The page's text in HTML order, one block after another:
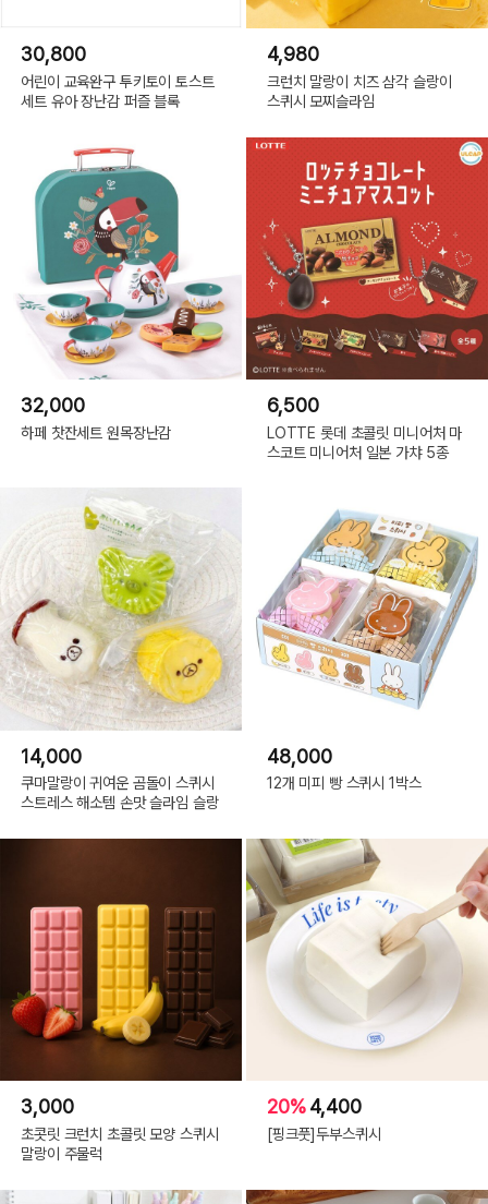
30,800
어린이 교육완구 투키토이 토스트
세트 유아 장난감 퍼즐 블록
4,980
크런치 말랑이 치즈 삼각 슬랑이
스퀴시 모찌슬라임
32,000
하페 찻잔세트 원목장난감
6,500
LOTTE 롯데 초콜릿 미니어처 마
스코트 미니어처 일본 가챠 5종
14,000
쿠마말랑이 귀여운 곰돌이 스퀴시
스트레스 해소템 손맛 슬라임 슬랑
48,000
12개 미피 빵 스퀴시 1박스
3,000
초콧릿 크런치 초콜릿 모양 스퀴시
말랑이 주물럭
20%4,400
[핑크풋]두부스퀴시